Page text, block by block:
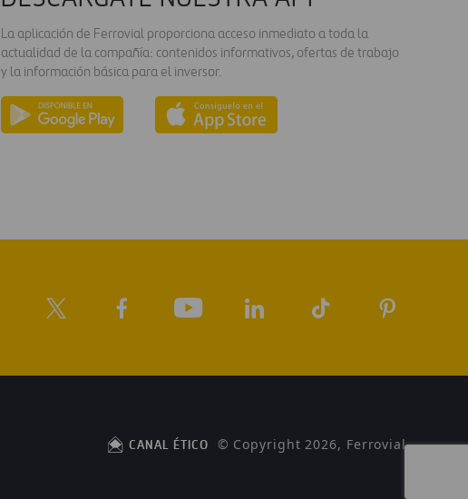
La aplicación de Ferrovial proporciona acceso inmediato a toda la
actualidad de la compañía: contenidos informativos, ofertas de trabajo
y la información básica para el inversor.
CANAL ÉTICO © Copyright 2026, Ferrovial